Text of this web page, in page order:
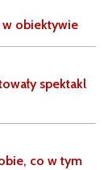
w obiektywie
spektakl
co w tym